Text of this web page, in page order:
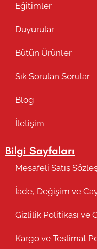
Eğitimler
Duyurular
Bütün Ürünler
Sık Sorulan Sorular
Blog
İletişim
Bilgi Sayfaları
Mesafeli Satış
İade, Değişim ve
Gizlilik Politikası ve
Kargo ve Teslimat